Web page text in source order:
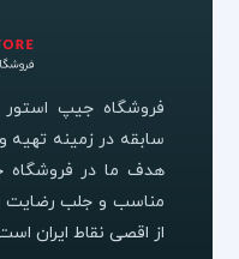
سابقه در زمینه تهیه
هدف ما در فروشگاه
مناسب و جلب رضایت
از اقصی نقاط ایران